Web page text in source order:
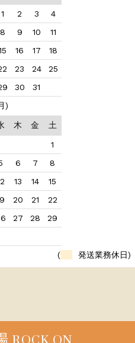
1 2 3
4
8 9 10
11
16 17
18
23 24
25
30
31
)
木 金 土
1
6 7
8
13 14
15
20 21
22
27 28
29
(
発送業務休日)